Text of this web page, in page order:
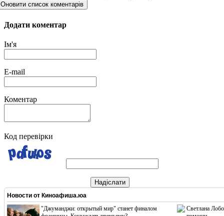
Оновити список коментарів
Додати коментар
Ім'я
E-mail
Коментар
Код перевірки
Надіслати
Новости от Киноафиша.юа
"Джуманджи: открытый мир" станет финалом
Светлана